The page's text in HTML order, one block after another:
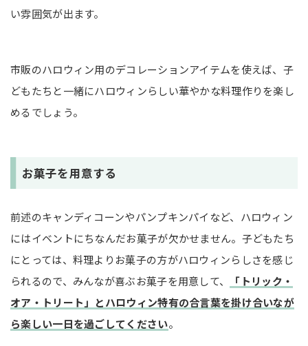
い雰囲気が出ます。
市販のハロウィン用のデコレーションアイテムを使えば、子
どもたちと一緒にハロウィンらしい華やかな料理作りを楽し
めるでしょう。
お菓子を用意する
前述のキャンディコーンやパンプキンパイなど、ハロウィン
にはイベントにちなんだお菓子が欠かせません。子どもたち
にとっては、料理よりお菓子の方がハロウィンらしさを感じ
られるので、みんなが喜ぶお菓子を用意して、
「トリック・
オア・トリート」とハロウィン特有の合言葉を掛け合いなが
ら楽しい一日を過ごしてください。